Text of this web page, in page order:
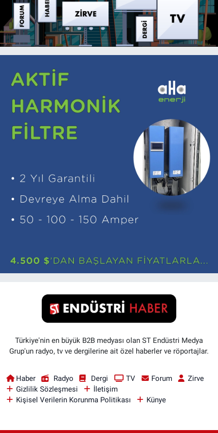
Türkiye'nin en büyük B2B medyası olan ST Endüstri Medya
Grup'un radyo, tv ve dergilerine ait özel haberler ve röportajlar.
Haber Radyo Dergi TV Forum
Zirve
Gizlilik Sözleşmesi
İletişim
Kişisel Verilerin Korunma Politikası
Künye